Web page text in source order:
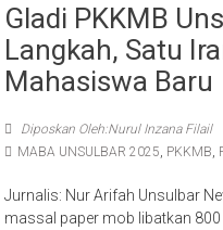
Gladi PKKMB
Langkah, Satu
Mahasiswa Baru
Diposkan Oleh:Nurul Inzana Filail
MABA UNSULBAR 2025, PKKMB,
Jurnalis: Nur Arifah Unsulbar
massal paper mob libatkan 800